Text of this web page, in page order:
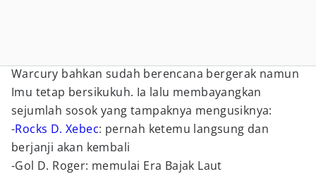
Warcury bahkan sudah berencana bergerak namun
Imu tetap bersikukuh. Ia lalu membayangkan
sejumlah sosok yang tampaknya mengusiknya:
-Rocks D. Xebec: pernah ketemu langsung dan
berjanji akan kembali
-Gol D. Roger: memulai Era Bajak Laut